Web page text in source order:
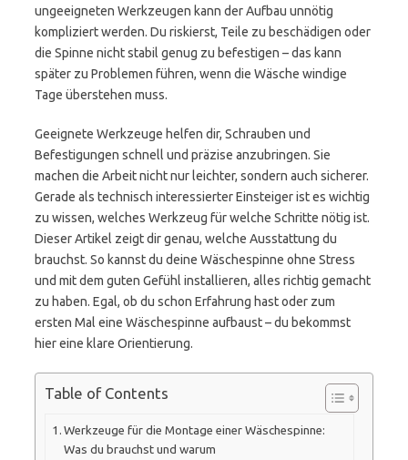
ungeeigneten Werkzeugen kann der Aufbau unnötig
kompliziert werden. Du riskierst, Teile zu beschädigen oder
die Spinne nicht stabil genug zu befestigen – das kann
später zu Problemen führen, wenn die Wäsche windige
Tage überstehen muss.
Geeignete Werkzeuge helfen dir, Schrauben und
Befestigungen schnell und präzise anzubringen. Sie
machen die Arbeit nicht nur leichter, sondern auch sicherer.
Gerade als technisch interessierter Einsteiger ist es wichtig
zu wissen, welches Werkzeug für welche Schritte nötig ist.
Dieser Artikel zeigt dir genau, welche Ausstattung du
brauchst. So kannst du deine Wäschespinne ohne Stress
und mit dem guten Gefühl installieren, alles richtig gemacht
zu haben. Egal, ob du schon Erfahrung hast oder zum
ersten Mal eine Wäschespinne aufbaust – du bekommst
hier eine klare Orientierung.
Table of Contents
Werkzeuge für die Montage einer Wäschespinne:
Was du brauchst und warum